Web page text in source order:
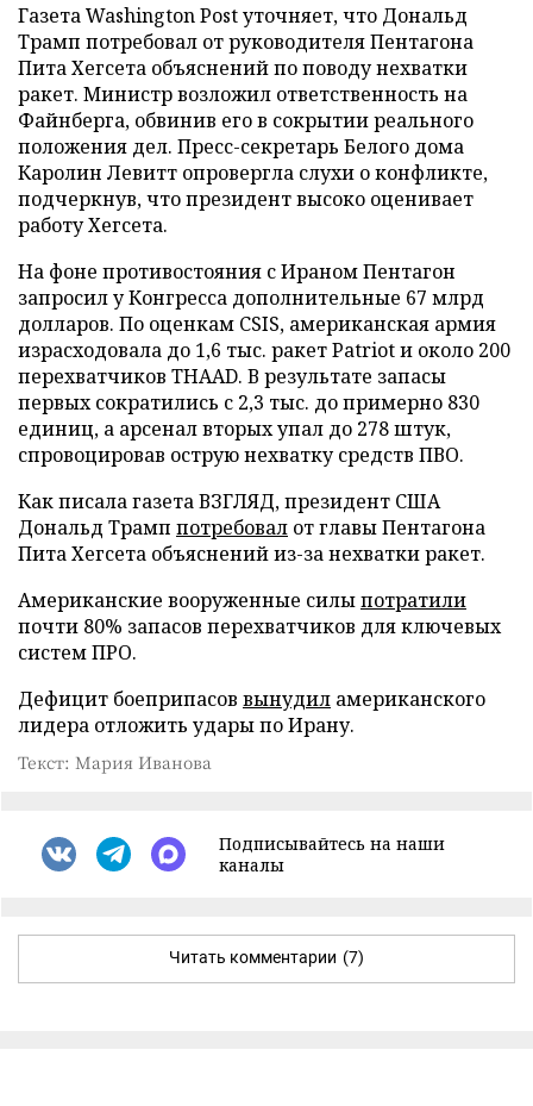
Газета Washington Post уточняет, что Дональд
Трамп потребовал от руководителя Пентагона
Пита Хегсета объяснений по поводу нехватки
ракет. Министр возложил ответственность на
Файнберга, обвинив его в сокрытии реального
положения дел. Пресс-секретарь Белого дома
Каролин Левитт опровергла слухи о конфликте,
подчеркнув, что президент высоко оценивает
работу Хегсета.
На фоне противостояния с Ираном Пентагон
запросил у Конгресса дополнительные 67 млрд
долларов. По оценкам CSIS, американская армия
израсходовала до 1,6 тыс. ракет Patriot и около 200
перехватчиков THAAD. В результате запасы
первых сократились с 2,3 тыс. до примерно 830
единиц, а арсенал вторых упал до 278 штук,
спровоцировав острую нехватку средств ПВО.
Как писала газета ВЗГЛЯД, президент США
Дональд Трамп потребовал от главы Пентагона
Пита Хегсета объяснений из-за нехватки ракет.
Американские вооруженные силыпотратили
почти 80% запасов перехватчиков для ключевых
систем ПРО.
Дефицит боеприпасов вынудил американского
лидера отложить удары по Ирану.
Текст: Мария Иванова
Подписывайтесь на наши
каналы
Читать комментарии (7)